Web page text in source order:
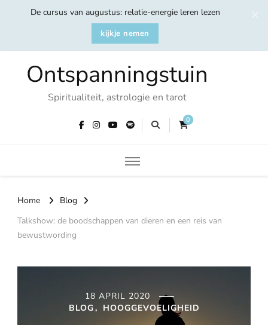
De cursus van augustus: relatie-energie leren lezen
kijkje nemen
Ontspanningstuin
Spiritualiteit, astrologie en tarot
0
Home
Blog
Talkshow: de boodschappen van dieren en een reis van
bewustwording
18 APRIL 2020
BLOG
HOOGGEVOELIGHEID